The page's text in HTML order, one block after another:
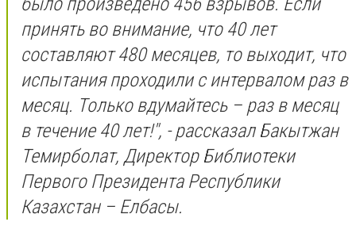
принять во внимание, что 40 лет
составляют 480 месяцев, то выходит, что
испытания проходили с интервалом раз в
месяц. Только вдумайтесь – раз в месяц
в течение 40 лет!", - рассказал Бакытжан
Темирболат, Директор Библиотеки
Первого Президента Республики
Казахстан – Елбасы.